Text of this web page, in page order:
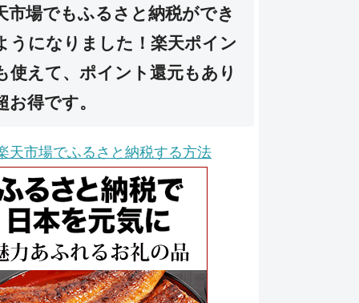
市場でもふるさと納税ができ
うになりました！楽天ポイン
使えて、ポイント還元もあり
お得です。
天市場でふるさと納税する方法